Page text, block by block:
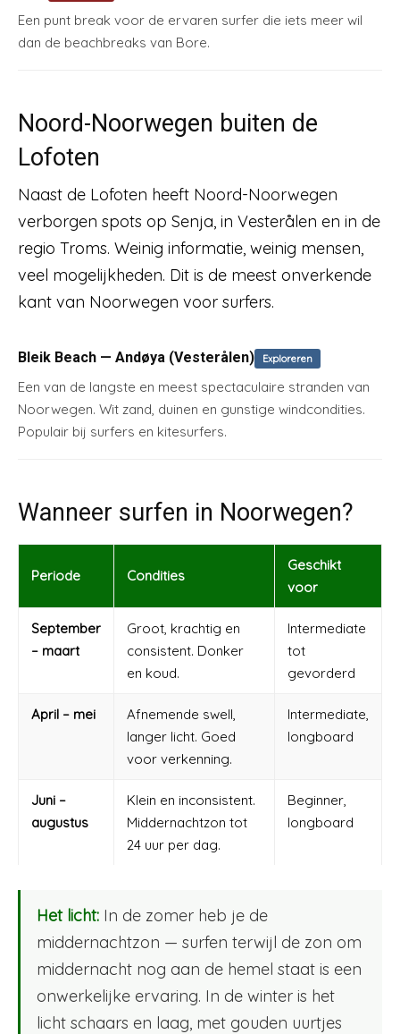
Een punt break voor de ervaren surfer die iets meer wil
dan de beachbreaks van Bore.
Noord-Noorwegen buiten de
Lofoten
Naast de Lofoten heeft Noord-Noorwegen
verborgen spots op Senja, in Vesterålen en in de
regio Troms. Weinig informatie, weinig mensen,
veel mogelijkheden. Dit is de meest onverkende
kant van Noorwegen voor surfers.
Bleik Beach — Andøya (Vesterålen) Exploreren
Een van de langste en meest spectaculaire stranden van
Noorwegen. Wit zand, duinen en gunstige windcondities.
Populair bij surfers en kitesurfers.
Wanneer surfen in Noorwegen?
Periode Condities
Geschikt
voor
September
– maart
Groot, krachtig en
consistent. Donker
en koud.
Intermediate
tot
gevorderd
April – mei
Afnemende swell,
langer licht. Goed
voor verkenning.
Intermediate,
longboard
Juni –
augustus
Klein en inconsistent.
Middernachtzon tot
24 uur per dag.
Beginner,
longboard
Het licht: In de zomer heb je de
middernachtzon — surfen terwijl de zon om
middernacht nog aan de hemel staat is een
onwerkelijke ervaring. In de winter is het
licht schaars en laag, met gouden uurtjes